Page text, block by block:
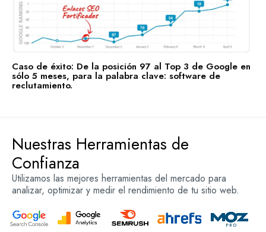
Caso de éxito: De la posición 97 al Top 3 de Google en
sólo 5 meses, para la palabra clave: software de
reclutamiento.
Nuestras Herramientas de
Confianza
Utilizamos las mejores herramientas del mercado para
analizar, optimizar y medir el rendimiento de tu sitio web.